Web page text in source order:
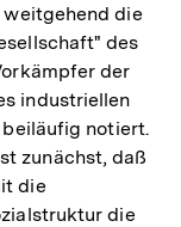
die
des
der
industriellen
notiert.
zunächst, daß
die
die